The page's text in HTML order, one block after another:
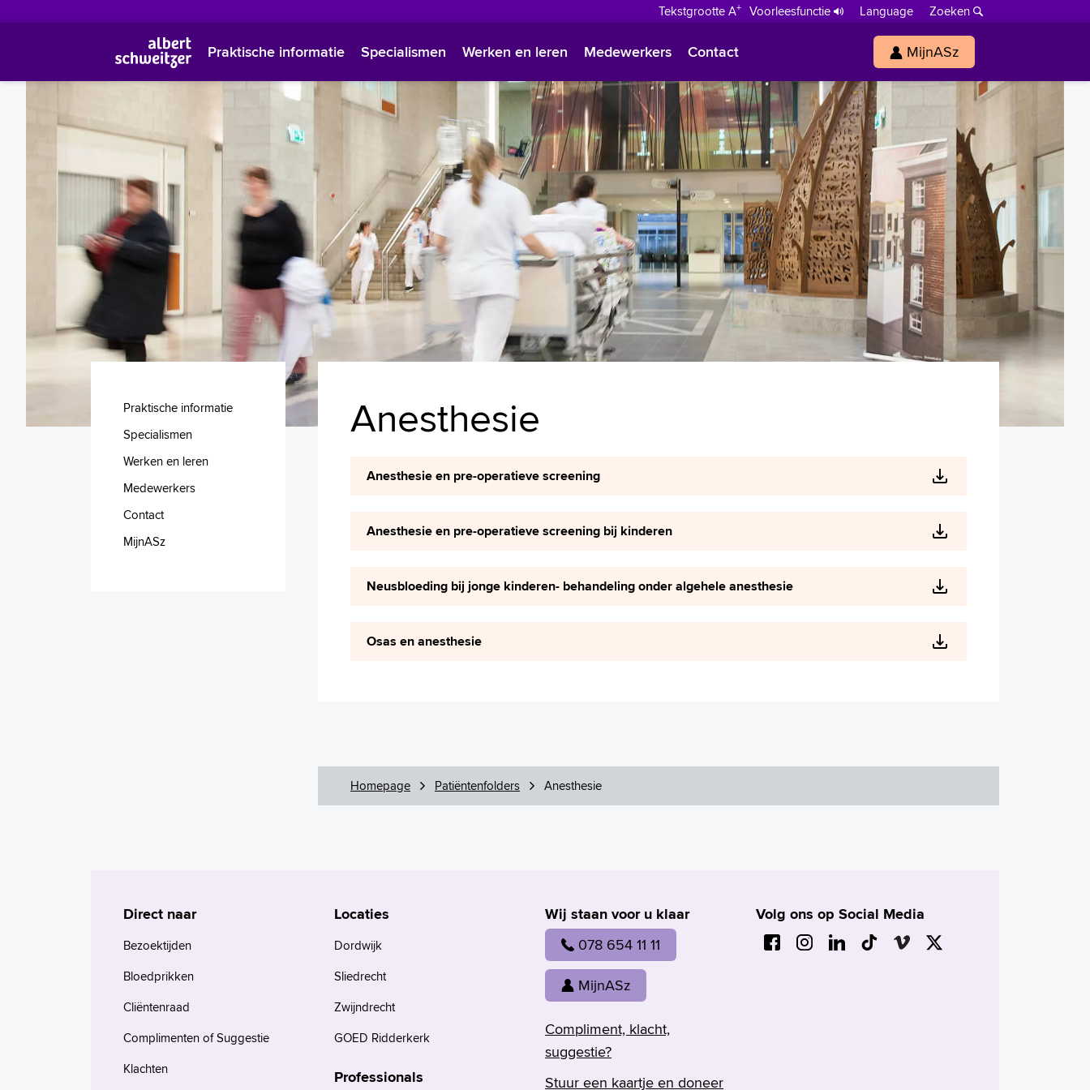
Tekstgrootte A+ Voorleesfunctie Language
Zoeken
Polski
Türkçe
Arabisch
Praktische informatie Specialismen Werken en leren Medewerkers Contact MijnASz
Praktische informatie
Specialismen
Werken en leren
Medewerkers
Contact
MijnASz
Anesthesie
Anesthesie en pre-operatieve screening
Anesthesie en pre-operatieve screening bij kinderen
Neusbloeding bij jonge kinderen- behandeling onder algehele anesthesie
Osas en anesthesie
Homepage Patiëntenfolders Anesthesie
Wij staan voor u klaar
078 654 11 11
MijnASz
Compliment, klacht,
suggestie?
Stuur een kaartje en doneer
Volg ons op Social Media
Direct naar
Bezoektijden
Bloedprikken
Cliëntenraad
Complimenten of Suggestie
Klachten
Locaties
Dordwijk
Sliedrecht
Zwijndrecht
GOED Ridderkerk
Professionals